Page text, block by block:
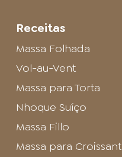
Receitas
Massa Folhada
Vol-au-Vent
Massa para Torta
Nhoque Suíço
Massa Fillo
Massa para Croissant